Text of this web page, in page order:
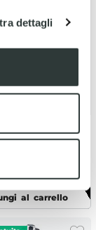
dettagli
-5%
2023)